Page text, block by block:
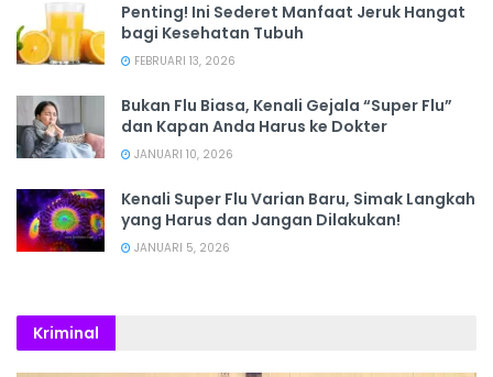
Penting! Ini Sederet Manfaat Jeruk Hangat
bagi Kesehatan Tubuh
FEBRUARI 13, 2026
Bukan Flu Biasa, Kenali Gejala “Super Flu”
dan Kapan Anda Harus ke Dokter
JANUARI 10, 2026
Kenali Super Flu Varian Baru, Simak Langkah
yang Harus dan Jangan Dilakukan!
JANUARI 5, 2026
Kriminal